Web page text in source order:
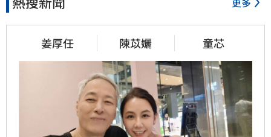
姜厚任 陳苡孋 童芯